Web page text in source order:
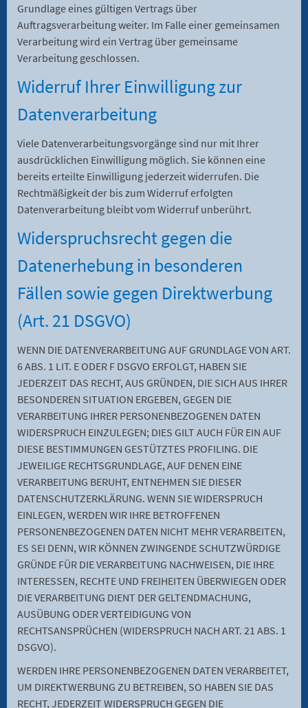
Grundlage eines gültigen Vertrags über
Auftragsverarbeitung weiter. Im Falle einer gemeinsamen
Verarbeitung wird ein Vertrag über gemeinsame
Verarbeitung geschlossen.
Widerruf Ihrer Einwilligung zur
Datenverarbeitung
Viele Datenverarbeitungsvorgänge sind nur mit Ihrer
ausdrücklichen Einwilligung möglich. Sie können eine
bereits erteilte Einwilligung jederzeit widerrufen. Die
Rechtmäßigkeit der bis zum Widerruf erfolgten
Datenverarbeitung bleibt vom Widerruf unberührt.
Widerspruchsrecht gegen die
Datenerhebung in besonderen
Fällen sowie gegen Direktwerbung
(Art. 21 DSGVO)
WENN DIE DATENVERARBEITUNG AUF GRUNDLAGE VON ART.
6 ABS. 1 LIT. E ODER F DSGVO ERFOLGT, HABEN SIE
JEDERZEIT DAS RECHT, AUS GRÜNDEN, DIE SICH AUS IHRER
BESONDEREN SITUATION ERGEBEN, GEGEN DIE
VERARBEITUNG IHRER PERSONENBEZOGENEN DATEN
WIDERSPRUCH EINZULEGEN; DIES GILT AUCH FÜR EIN AUF
DIESE BESTIMMUNGEN GESTÜTZTES PROFILING. DIE
JEWEILIGE RECHTSGRUNDLAGE, AUF DENEN EINE
VERARBEITUNG BERUHT, ENTNEHMEN SIE DIESER
DATENSCHUTZERKLÄRUNG. WENN SIE WIDERSPRUCH
EINLEGEN, WERDEN WIR IHRE BETROFFENEN
PERSONENBEZOGENEN DATEN NICHT MEHR VERARBEITEN,
ES SEI DENN, WIR KÖNNEN ZWINGENDE SCHUTZWÜRDIGE
GRÜNDE FÜR DIE VERARBEITUNG NACHWEISEN, DIE IHRE
INTERESSEN, RECHTE UND FREIHEITEN ÜBERWIEGEN ODER
DIE VERARBEITUNG DIENT DER GELTENDMACHUNG,
AUSÜBUNG ODER VERTEIDIGUNG VON
RECHTSANSPRÜCHEN (WIDERSPRUCH NACH ART. 21 ABS. 1
DSGVO).
WERDEN IHRE PERSONENBEZOGENEN DATEN VERARBEITET,
UM DIREKTWERBUNG ZU BETREIBEN, SO HABEN SIE DAS
RECHT, JEDERZEIT WIDERSPRUCH GEGEN DIE